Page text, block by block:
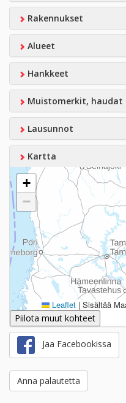
Rakennukset
Alueet
Hankkeet
Muistomerkit, haudat
Lausunnot
Kartta
+
−
Leaflet | Sisältää
Piilota muut kohteet
Jaa Facebookissa
Anna palautetta